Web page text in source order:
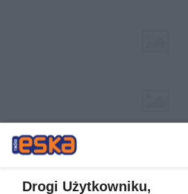
Drogi Użytkowniku,